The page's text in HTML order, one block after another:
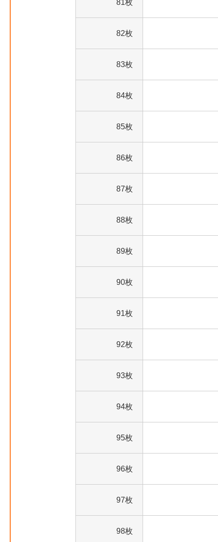
81枚
82枚
83枚
84枚
85枚
86枚
87枚
88枚
89枚
90枚
91枚
92枚
93枚
94枚
95枚
96枚
97枚
98枚